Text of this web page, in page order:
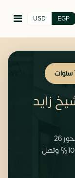
EGP
USD
زايد
كمبوند ايليت ويست الشيخ زايد يقع على محور 26
يوليو بمقدم حجز شقق وبنتهاوس يبدأ من 10% وتصل